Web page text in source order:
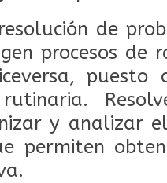
de
procesos
y analizar
permiten